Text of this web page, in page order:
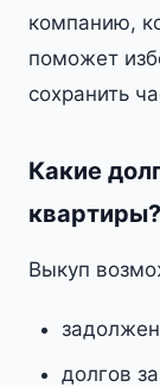
компанию,
поможет
сохранить
Какие
квартиры?
Выкуп
долгов